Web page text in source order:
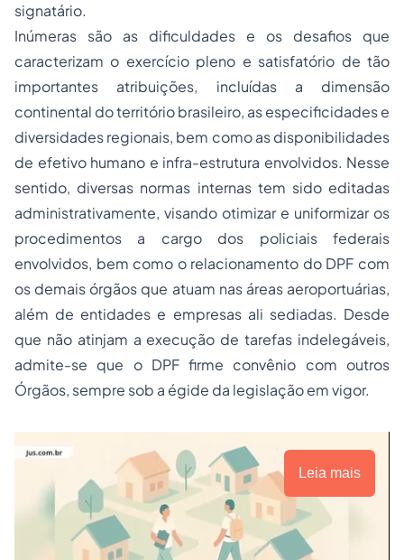
signatário.
Inúmeras são as dificuldades e os desafios que
caracterizam o exercício pleno e satisfatório de tão
importantes atribuições, incluídas a dimensão
continental do território brasileiro, as especificidades e
diversidades regionais, bem como as disponibilidades
de efetivo humano e infra-estrutura envolvidos. Nesse
sentido, diversas normas internas tem sido editadas
administrativamente, visando otimizar e uniformizar os
procedimentos a cargo dos policiais federais
envolvidos, bem como o relacionamento do DPF com
os demais órgãos que atuam nas áreas aeroportuárias,
além de entidades e empresas ali sediadas. Desde
que não atinjam a execução de tarefas indelegáveis,
admite-se que o DPF firme convênio com outros
Órgãos, sempre sob a égide da legislação em vigor.
Leia mais